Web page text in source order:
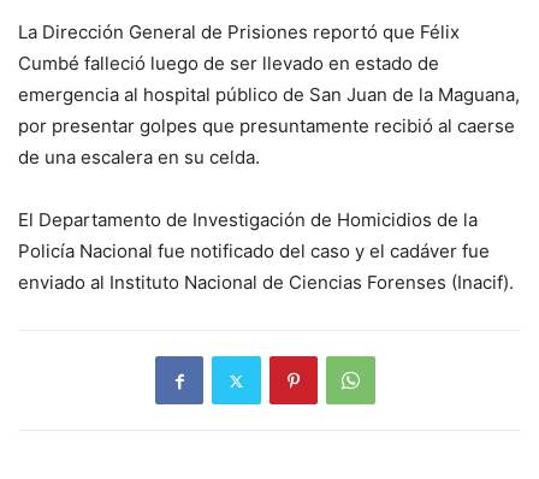
La Dirección General de Prisiones reportó que Félix
Cumbé falleció luego de ser llevado en estado de
emergencia al hospital público de San Juan de la Maguana,
por presentar golpes que presuntamente recibió al caerse
de una escalera en su celda.
El Departamento de Investigación de Homicidios de la
Policía Nacional fue notificado del caso y el cadáver fue
enviado al Instituto Nacional de Ciencias Forenses (Inacif).